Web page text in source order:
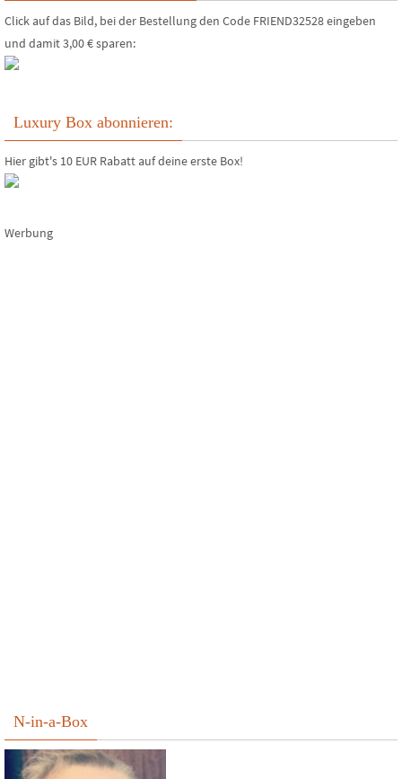
Click auf das Bild, bei der Bestellung den Code FRIEND32528 eingeben
und damit 3,00 € sparen:
Luxury Box abonnieren:
Hier gibt's 10 EUR Rabatt auf deine erste Box!
Werbung
N-in-a-Box